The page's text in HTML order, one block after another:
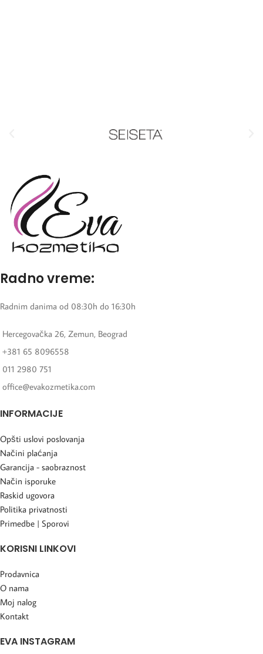
Radno vreme:
Radnim danima od 08:30h do 16:30h
Hercegovačka 26, Zemun, Beograd
+381 65 8096558
011 2980 751
office@evakozmetika.com
INFORMACIJE
Opšti uslovi poslovanja
Načini plaćanja
Garancija - saobraznost
Način isporuke
Raskid ugovora
Politika privatnosti
Primedbe | Sporovi
KORISNI LINKOVI
Prodavnica
O nama
Moj nalog
Kontakt
EVA INSTAGRAM